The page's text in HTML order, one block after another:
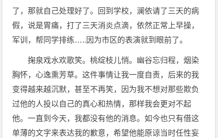
了，那就自己处理好了。回到学校，澜依请了三天的病
假，说是胃痛，打了三天消炎点滴，依然正常上早操，
军训，帮同学排练…..因为市区的表演就到眼前了。
掬泉戏水欢歌笑。桃绽枝儿悄。幽谷忘归程，烟染
胸怀，心逸熏芳草。这件事情让我一度自责，后来的我
变得越来越沉默，甚至不再笑，因为我不想对那些欺负
过他的人投以自己的真心和热情，那样我会更对不起
他。一直到今天，我都没有他的消息。如今也只有借这
单薄的文字来表达我的歉意，希望他能原谅当时任性妄